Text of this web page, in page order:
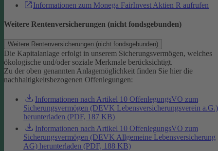
Informationen zum Monega FairInvest Aktien R aufrufen
Weitere Rentenversicherungen (nicht fondsgebunden)
Weitere Rentenversicherungen (nicht fondsgebunden)
Die Kapitalanlage erfolgt in unserem Sicherungsvermögen, welches
ökologische und/oder soziale Merkmale berücksichtigt.
Zu der oben genannten Anlagemöglichkeit finden Sie hier die
nachhaltigkeitsbezogenen Offenlegungen:
Informationen nach Artikel 10 OffenlegungsVO zum
Sicherungsvermögen (DEVK Lebensversicherungsverein a.G.)
herunterladen (PDF, 187 KB)
Informationen nach Artikel 10 OffenlegungsVO zum
Sicherungsvermögen (DEVK Allgemeine Lebensversicherung
AG) herunterladen (PDF, 188 KB)